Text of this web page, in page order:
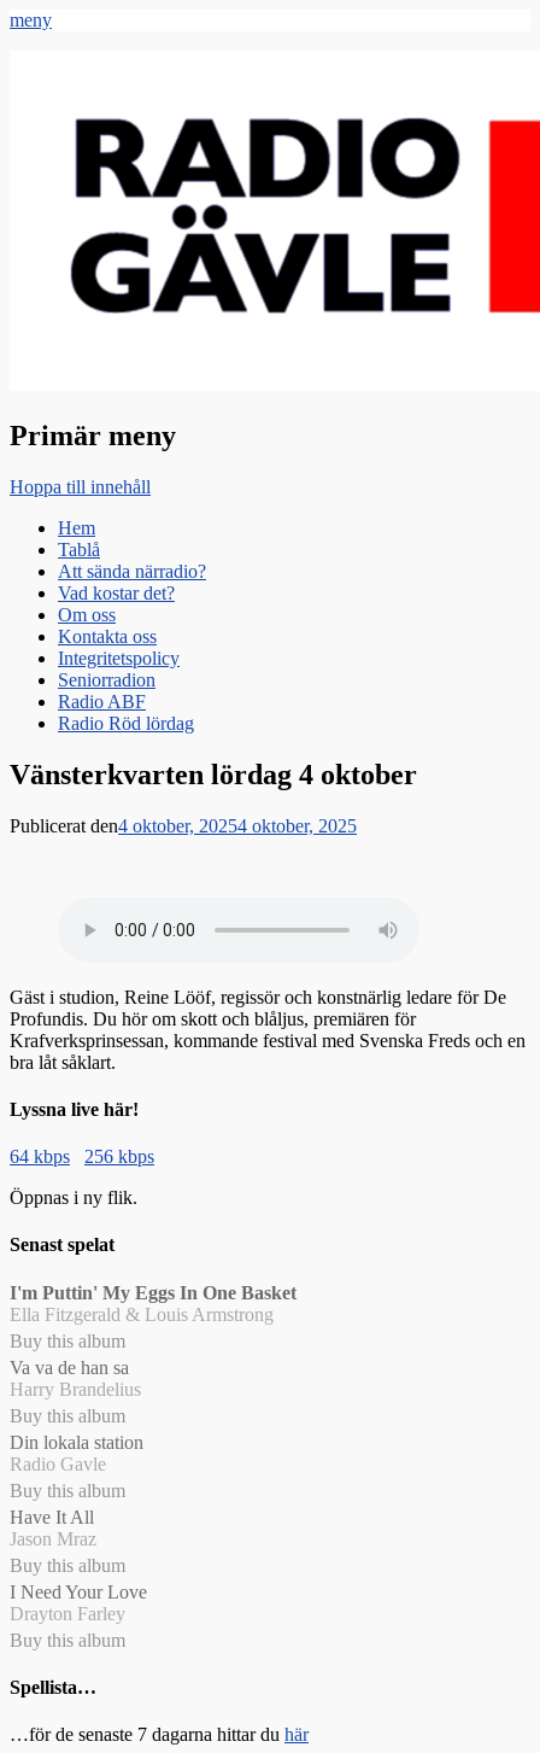
meny
Primär meny
Hoppa till innehåll
Hem
Tablå
Att sända närradio?
Vad kostar det?
Om oss
Kontakta oss
Integritetspolicy
Seniorradion
Radio ABF
Radio Röd lördag
Vänsterkvarten lördag 4 oktober
Publicerat den4 oktober, 20254 oktober, 2025
Gäst i studion, Reine Lööf, regissör och konstnärlig ledare för De
Profundis. Du hör om skott och blåljus, premiären för
Krafverksprinsessan, kommande festival med Svenska Freds och en
bra låt såklart.
Lyssna live här!
64 kbps
256 kbps
Öppnas i ny flik.
Senast spelat
I'm Puttin' My Eggs In One Basket
Ella Fitzgerald & Louis Armstrong
Buy this album
Va va de han sa
Harry Brandelius
Buy this album
Din lokala station
Radio Gavle
Buy this album
Have It All
Jason Mraz
Buy this album
I Need Your Love
Drayton Farley
Buy this album
Spellista…
…för de senaste 7 dagarna hittar du här